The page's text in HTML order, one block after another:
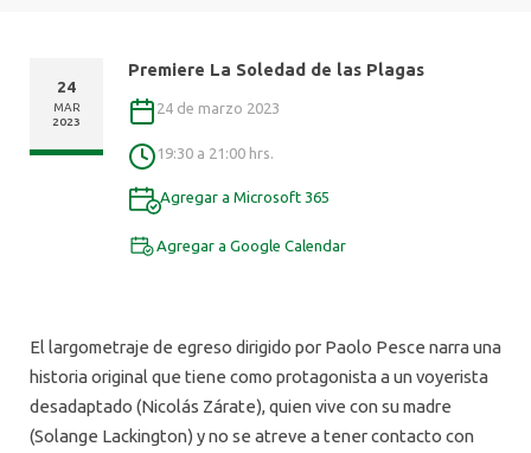
CENTRO DE ESCRITURA
ALUMNI
Premiere La Soledad de las Plagas
24 de marzo 2023
19:30 a 21:00 hrs.
Agregar a Microsoft 365
Agregar a Google Calendar
24
MAR
2023
El largometraje de egreso dirigido por Paolo Pesce narra una
historia original que tiene como protagonista a un voyerista
desadaptado (Nicolás Zárate), quien vive con su madre
(Solange Lackington) y no se atreve a tener contacto con